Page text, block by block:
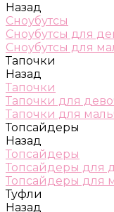
Назад
Сноубутсы
Сноубутсы для
Сноубутсы для
Тапочки
Назад
Тапочки
Тапочки для
Тапочки для
Топсайдеры
Назад
Топсайдеры
Топсайдеры для
Топсайдеры для
Туфли
Назад